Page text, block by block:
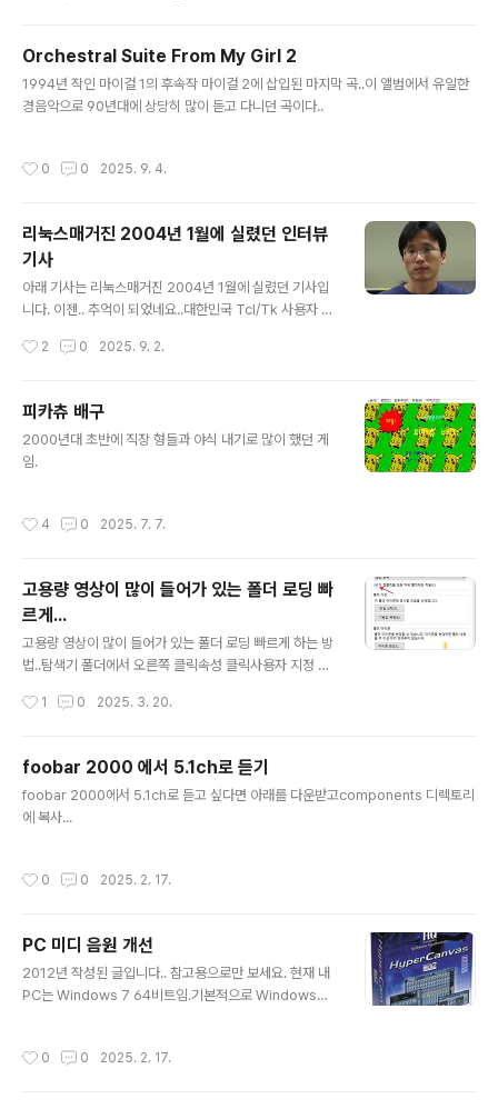
Orchestral Suite From My Girl 2
1994년 작인 마이걸 1의 후속작 마이걸 2에 삽입된 마지막 곡..이 앨범에서 유일한
경음악으로 90년대에 상당히 많이 듣고 다니던 곡이다..
0 0 2025. 9. 4.
리눅스매거진 2004년 1월에 실렸던 인터뷰
기사
아래 기사는 리눅스매거진 2004년 1월에 실렸던 기사입
니다. 이젠.. 추억이 되었네요..대한민국 Tcl/Tk 사용자 그
설지 않은 스크립트 언어이다. (지금 당장 당신의 리눅스 시
라!) 다만 리눅스 세계에 발을 들여놓으며 귀 따갑게 들어왔
던 낙타와 뱀(편집자주 익히 알다시피 O'Reilly에서 출판
한 서적의 표지를 장식하는 동물들은 IT 세계에서 해당 기
술을 상징하는 심벌로 기억되어 왔다. 낙타와 뱀은 각각 스
시 깃털이라서 혼란스러울 지도 모르겠다. 이 차이는 아파
2 0 2025. 9. 2.
피카츄 배구
2000년대 초반에 직장 형들과 야식 내기로 많이 했던 게
임.
4 0 2025. 7. 7.
고용량 영상이 많이 들어가 있는 폴더 로딩 빠
르게...
고용량 영상이 많이 들어가 있는 폴더 로딩 빠르게 하는 방
법..탐색기 폴더에서 오른쪽 클릭속성 클릭사용자 지정 탭
폴더도 모두 적용 선택적용 버튼 클릭
1 0 2025. 3. 20.
foobar 2000 에서 5.1ch로 듣기
foobar 2000에서 5.1ch로 듣고 싶다면 아래를 다운받고components 디렉토리
에 복사...
0 0 2025. 2. 17.
PC 미디 음원 개선
2012년 작성된 글입니다.. 참고용으로만 보세요. 현재 내
PC는 Windows 7 64비트임.기본적으로 Windows에
한 음으로 미디를 들을 수 있음..작곡에 관심이 있으나.. 미
0 0 2025. 2. 17.